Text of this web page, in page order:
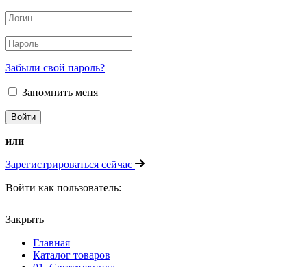
Забыли свой пароль?
Запомнить меня
или
Зарегистрироваться сейчас
Войти как пользователь:
Закрыть
Главная
Каталог товаров